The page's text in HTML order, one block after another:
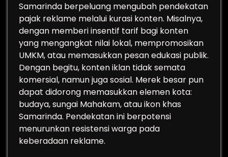
Samarinda berpeluang mengubah pendekatan
pajak reklame melalui kurasi konten. Misalnya,
dengan memberi insentif tarif bagi konten
yang mengangkat nilai lokal, mempromosikan
UMKM, atau memasukkan pesan edukasi publik.
Dengan begitu, konten iklan tidak semata
komersial, namun juga sosial. Merek besar pun
dapat didorong memasukkan elemen kota:
budaya, sungai Mahakam, atau ikon khas
Samarinda. Pendekatan ini berpotensi
menurunkan resistensi warga pada
keberadaan reklame.